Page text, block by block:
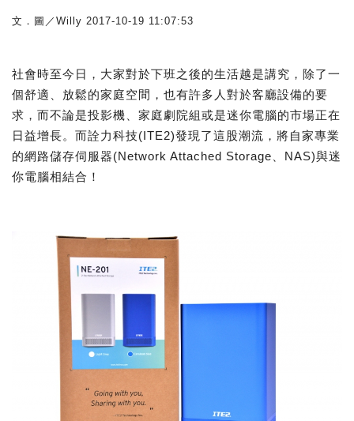
文．圖／Willy 2017-10-19 11:07:53
社會時至今日，大家對於下班之後的生活越是講究，除了一
個舒適、放鬆的家庭空間，也有許多人對於客廳設備的要
求，而不論是投影機、家庭劇院組或是迷你電腦的市場正在
日益增長。而詮力科技(ITE2)發現了這股潮流，將自家專業
的網路儲存伺服器(Network Attached Storage、NAS)與迷
你電腦相結合！